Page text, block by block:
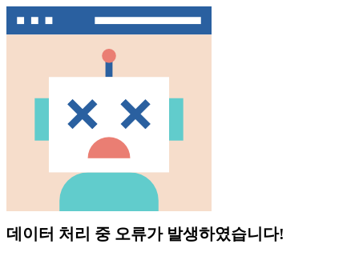
데이터 처리 중 오류가 발생하였습니다!